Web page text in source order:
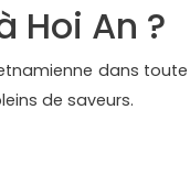
Hoi An ?
dans toute
de saveurs.